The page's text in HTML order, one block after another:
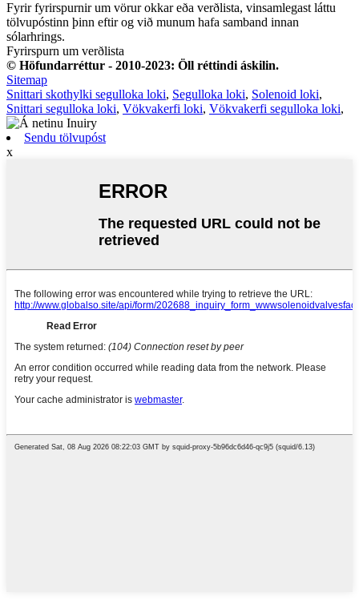
Fyrir fyrirspurnir um vörur okkar eða verðlista, vinsamlegast láttu
tölvupóstinn þinn eftir og við munum hafa samband innan
sólarhrings.
Fyrirspurn um verðlista
© Höfundarréttur - 2010-2023: Öll réttindi áskilin.
Sitemap
Snittari skothylki segulloka loki, Segulloka loki, Solenoid loki,
Snittari segulloka loki, Vökvakerfi loki, Vökvakerfi segulloka loki,
Sendu tölvupóst
x